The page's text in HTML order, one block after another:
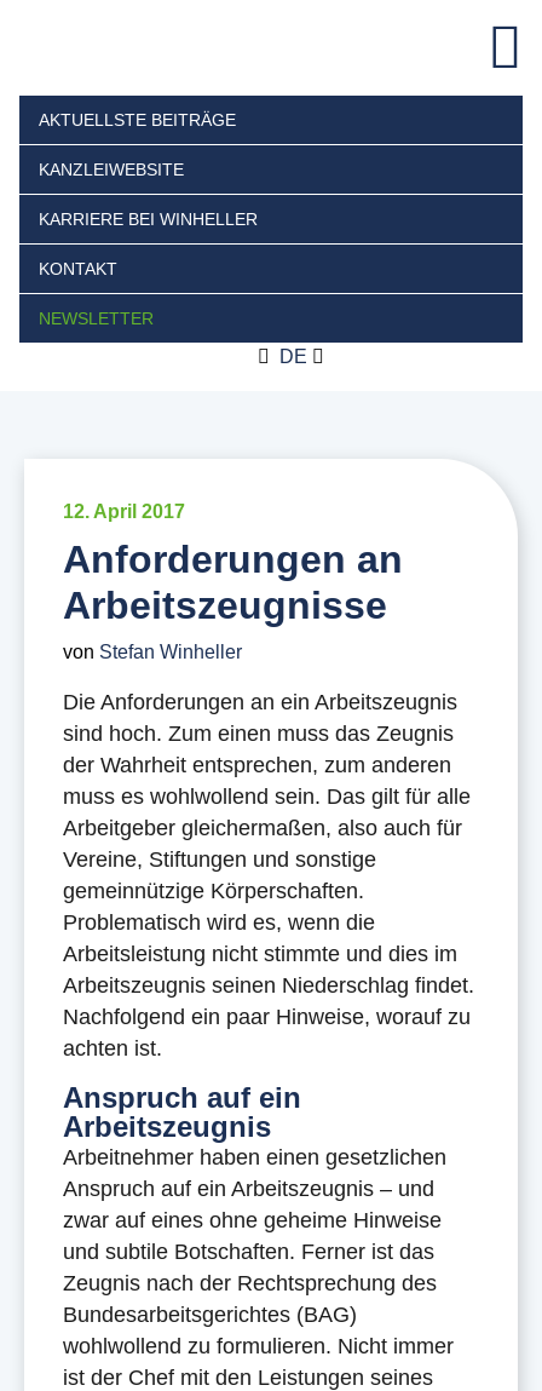
AKTUELLSTE BEITRÄGE
KANZLEIWEBSITE
KARRIERE BEI WINHELLER
KONTAKT
NEWSLETTER
DE
12. April 2017
Anforderungen an
Arbeitszeugnisse
von Stefan Winheller
Die Anforderungen an ein Arbeitszeugnis
sind hoch. Zum einen muss das Zeugnis
der Wahrheit entsprechen, zum anderen
muss es wohlwollend sein. Das gilt für alle
Arbeitgeber gleichermaßen, also auch für
Vereine, Stiftungen und sonstige
gemeinnützige Körperschaften.
Problematisch wird es, wenn die
Arbeitsleistung nicht stimmte und dies im
Arbeitszeugnis seinen Niederschlag findet.
Nachfolgend ein paar Hinweise, worauf zu
achten ist.
Anspruch auf ein
Arbeitszeugnis
Arbeitnehmer haben einen gesetzlichen
Anspruch auf ein Arbeitszeugnis – und
zwar auf eines ohne geheime Hinweise
und subtile Botschaften. Ferner ist das
Zeugnis nach der Rechtsprechung des
Bundesarbeitsgerichtes (BAG)
wohlwollend zu formulieren. Nicht immer
ist der Chef mit den Leistungen seines